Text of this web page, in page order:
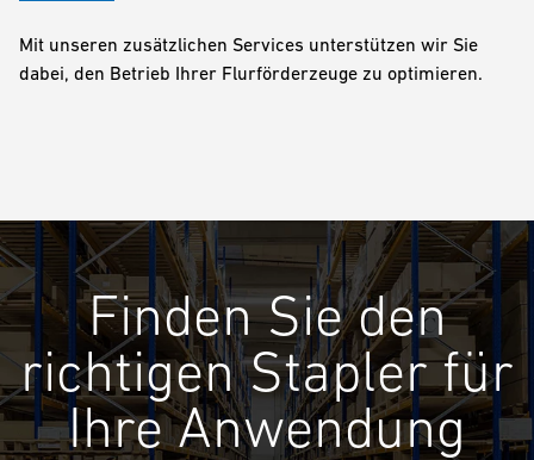
Mit unseren zusätzlichen Services unterstützen wir Sie
dabei, den Betrieb Ihrer Flurförderzeuge zu optimieren.
Finden Sie den
richtigen Stapler für
Ihre Anwendung